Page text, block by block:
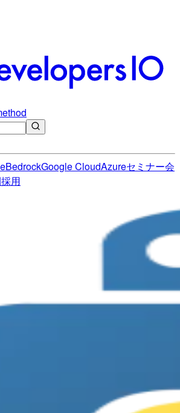
BedrockGoogle CloudAzureセミナー会
採用